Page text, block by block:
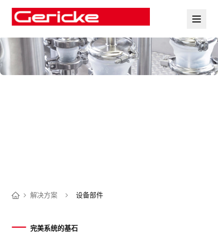
解决方案 设备部件
完美系统的基石